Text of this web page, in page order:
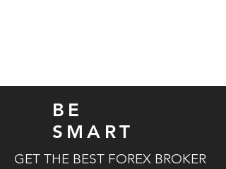
BE
SMART
GET THE BEST FOREX BROKER